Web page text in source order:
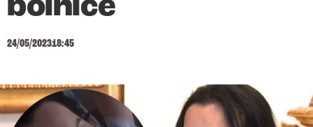
bolnice
24/05/202318:45